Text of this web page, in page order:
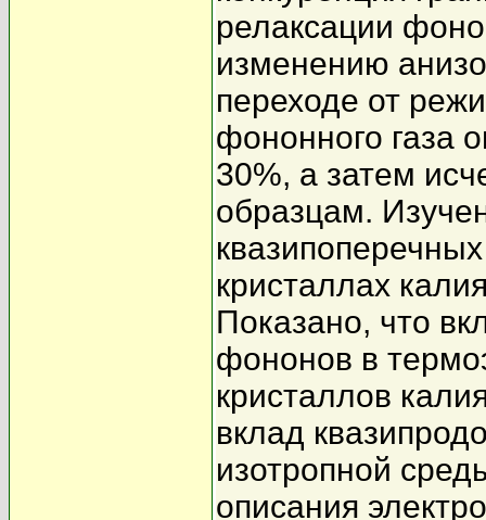
релаксации
изменению
переходе от
фононного газа
30%, а затем
образцам.
кристаллах
Показано, что
фононов в
кристаллов
вклад
изотропной
описания